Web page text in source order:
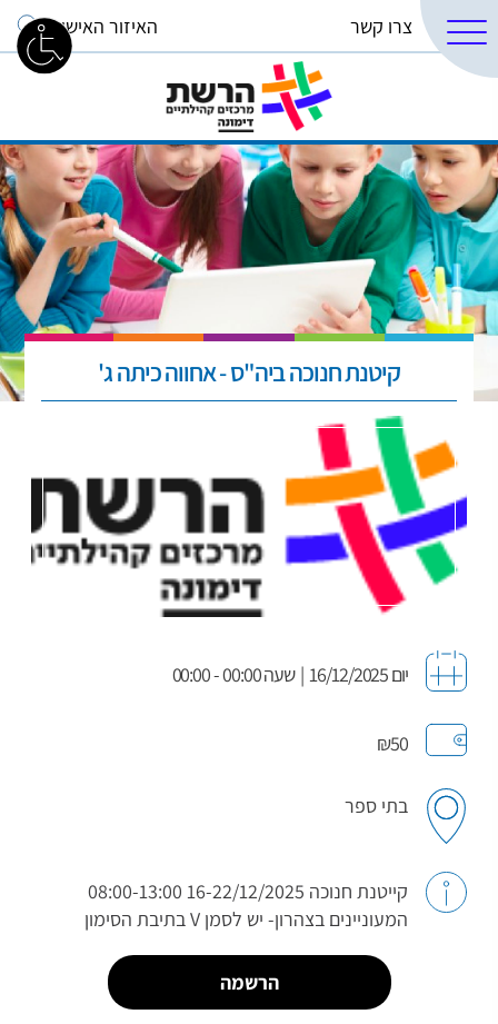
צרו קשר האיזור האישי
קיטנת חנוכה ביה"ס - אחווה כיתה ג'
יום 16/12/2025 | שעה 00:00 - 00:00
₪50
בתי ספר
קייטנת חנוכה 16-22/12/2025 08:00-13:00
המעוניינים בצהרון- יש לסמן V בתיבת הסימון
הרשמה